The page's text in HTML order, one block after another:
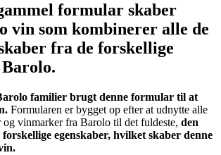
formular skaber
vin som kombinerer alle de
fra de forskellige
familier brugt denne formular til at
Formularen er bygget op efter at udnytte alle
vinmarker fra Barolo til det fuldeste, den
egenskaber, hvilket skaber denne